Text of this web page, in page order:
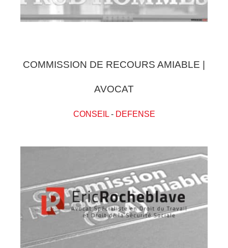
COMMISSION DE RECOURS AMIABLE |
AVOCAT
CONSEIL- DEFENSE